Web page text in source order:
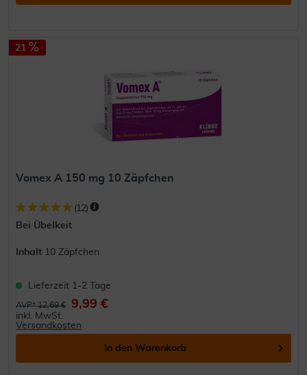
21
Vomex A 150 mg 10 Zäpfchen
(12)
Bei Übelkeit
Inhalt 10 Zäpfchen
Lieferzeit 1-2 Tage
AVP* 12,69 € 9,99 €
inkl. MwSt.
Versandkosten
In den Warenkorb